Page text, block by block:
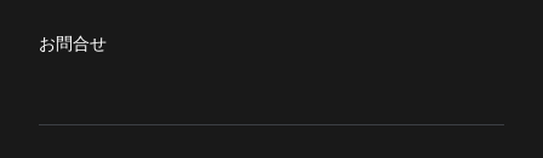
お問合せ